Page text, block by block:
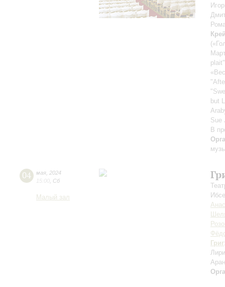
but
Sue
В
04 мая 2024
15:00 Сб
Малый зал
Григ